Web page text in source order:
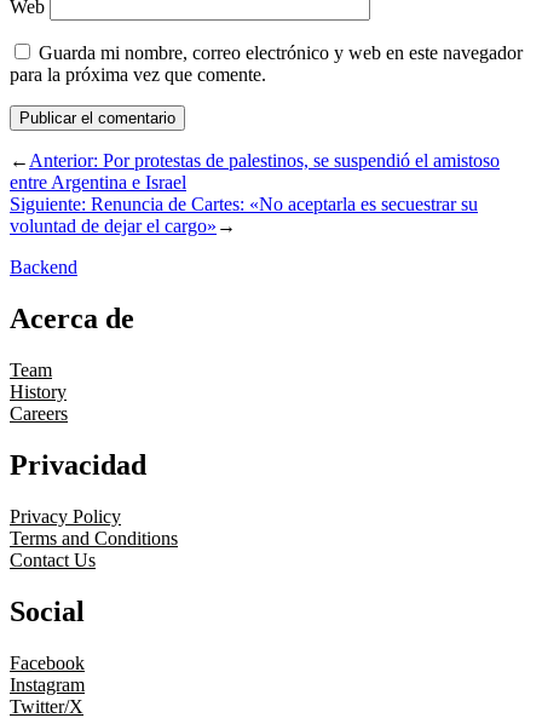
Web
Guarda mi nombre, correo electrónico y web en este navegador
para la próxima vez que comente.
←Anterior: Por protestas de palestinos, se suspendió el amistoso
entre Argentina e Israel
Siguiente: Renuncia de Cartes: «No aceptarla es secuestrar su
voluntad de dejar el cargo» →
Backend
Acerca de
Team
History
Careers
Privacidad
Privacy Policy
Terms and Conditions
Contact Us
Social
Facebook
Instagram
Twitter/X